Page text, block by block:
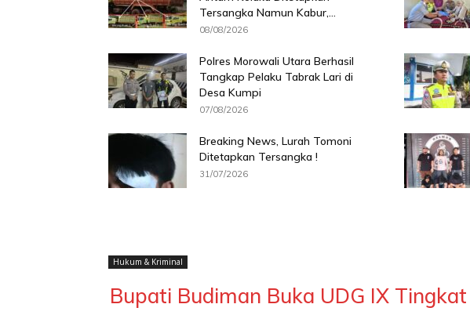
Tersangka Namun Kabur,...
08/08/2026
Polres Morowali Utara Berhasil
Tangkap Pelaku Tabrak Lari di
Desa Kumpi
07/08/2026
Breaking News, Lurah Tomoni
Ditetapkan Tersangka !
31/07/2026